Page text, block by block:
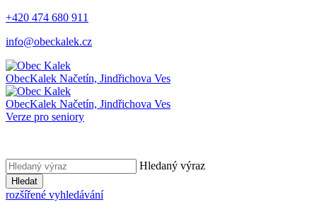
+420 474 680 911
info@obeckalek.cz
ObecKalek Načetín, Jindřichova Ves
ObecKalek Načetín, Jindřichova Ves
Verze pro seniory
Hledaný výraz
Hledat
rozšířené vyhledávání